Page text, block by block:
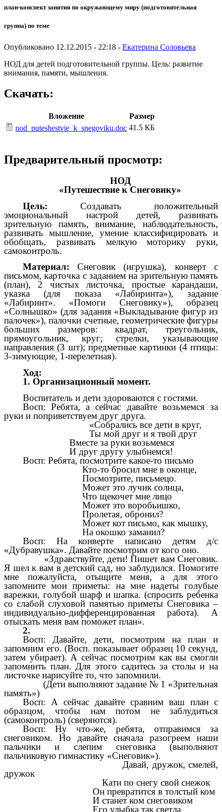
план-конспект занятия по окружающему миру (подготовительная
группа) по теме
Опубликовано 12.12.2015 - 22:18 - Екатерина Соловьева
НОД для детей подготовительной группы. Цель: развитие
внимания, памяти, мышления.
Скачать:
Вложение
Размер
nod_puteshestvie_k_snegoviku.doc 41.5 КБ
Предварительный просмотр:
НОД
«Путешествие к Снеговику»
Цель: Создавать положительный
эмоциональный настрой детей, развивать
зрительную память, внимание, наблюдательность,
развивать мышление, умение классифицировать и
обобщать, развивать мелкую моторику руки,
самоконтроль.
Материал: Снеговик (игрушка), конверт с
письмом, карточка с заданием на зрительную память
(план), 2 чистых листочка, простые карандаши,
указка (для показа «Лабиринта»), задание
«Лабиринт». «Помоги Снеговику»), образец
«Солнышко» (для задания «Выкладывание фигур из
палочек»), палочки счетные, геометрические фигуры
больших размеров: квадрат, треугольник,
прямоугольник, круг; стрелки, указывающие
направления (3 шт); предметные картинки (4 птицы:
3-зимующие, 1-перелетная).
Ход:
1. Организационный момент.
Воспитатель и дети здороваются с гостями.
Восп: Ребята, а сейчас давайте возьмемся за
руки и поприветствуем друг друга.
«Собрались все дети в круг,
Ты мой друг и я твой друг
Вместе за руки возьмемся
И друг другу улыбнемся!
Восп: Ребята, посмотрите какое-то письмо
Кто-то бросил мне в оконце,
Посмотрите, письмецо.
Может это лучик солнца,
Что щекочет мне лицо
Может это воробьишко,
Пролетая, обронил?
Может кот письмо, как мышку,
На окошко заманил?
Восп: На конверте написано детям д/с
«Дубравушка». Давайте посмотрим от кого оно.
«Здравствуйте, дети! Пишет вам Снеговик.
Я шел к вам в детский сад, но заблудился. Помогите
мне пожалуйста, отыщите меня, а для этого
запомните мои приметы: на мне надеты голубые
варежки, голубой шарф и шапка. (спросить ребенка
со слабой слуховой памятью приметы Снеговика –
индивидуально-дифференцированная работа). А
отыскать меня вам поможет план».
2.
Восп: Давайте, дети, посмотрим на план и
запомним его. (Восп. показывает образец 10 секунд,
затем убирает). А сейчас посмотрим как вы смогли
запомнить план. Для этого садитесь за столы и на
листочке нарисуйте то, что запомнили.
(Дети выполняют задание № 1 «Зрительная
память»)
Восп: А сейчас давайте сравним ваш план с
образцом, чтобы нам потом не заблудиться
(самоконтроль) (сверяются).
Восп: Ну что-же, ребята, отправимся за
снеговиком. Но давайте сначала разогреем наши
пальчики и слепим снеговика (выполняют
пальчиковую гимнастику «Снеговик»).
Давай, дружок, смелей,
дружок
Кати по снегу свой снежок
Он превратится в толстый ком
И станет ком снеговиком
Его улыбка так светла